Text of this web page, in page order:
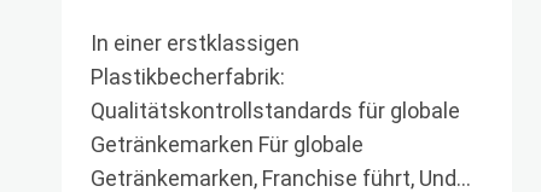
In einer erstklassigen
Plastikbecherfabrik:
Qualitätskontrollstandards für globale
Getränkemarken Für globale
Getränkemarken, Franchise führt, Und…